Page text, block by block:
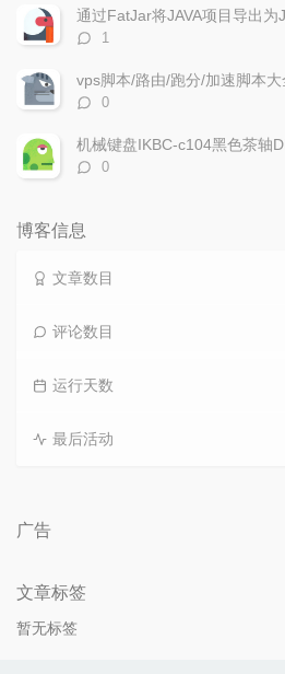
数：
通过FatJar将JAVA项目导出为
评
数：
1
vps脚本/路由/跑分/加速脚本大
评
数：
0
机械键盘IKBC-c104黑色茶轴
评
0
博客信息
文章数目
评论数目
运行天数
最后活动
广告
文章标签
暂无标签